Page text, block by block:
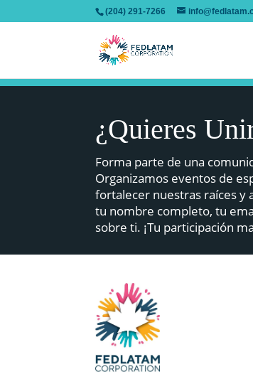
(204) 291-7266
¿Quieres
Forma parte de una
Organizamos eventos de
fortalecer nuestras raíces y
tu nombre completo, tu
sobre ti. ¡Tu participación